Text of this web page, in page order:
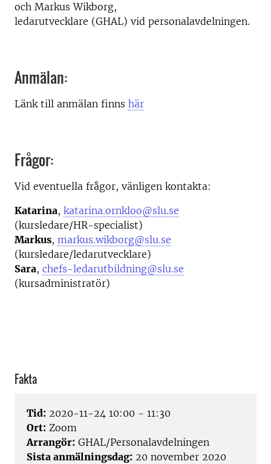
och Markus Wikborg,
ledarutvecklare (GHAL) vid personalavdelningen.
Anmälan:
Länk till anmälan finns här
Frågor:
Vid eventuella frågor, vänligen kontakta:
Katarina, katarina.ornkloo@slu.se
(kursledare/HR-specialist)
Markus, markus.wikborg@slu.se
(kursledare/ledarutvecklare)
Sara, chefs-ledarutbildning@slu.se
(kursadministratör)
Fakta
Tid: 2020-11-24 10:00 - 11:30
Ort: Zoom
Arrangör: GHAL/Personalavdelningen
Sista anmälningsdag: 20 november 2020